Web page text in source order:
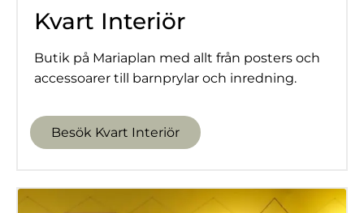
Kvart Interiör
Butik på Mariaplan med allt från posters och
accessoarer till barnprylar och inredning.
Besök Kvart Interiör